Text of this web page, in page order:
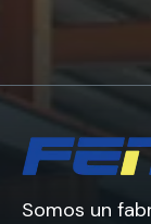
Somos un